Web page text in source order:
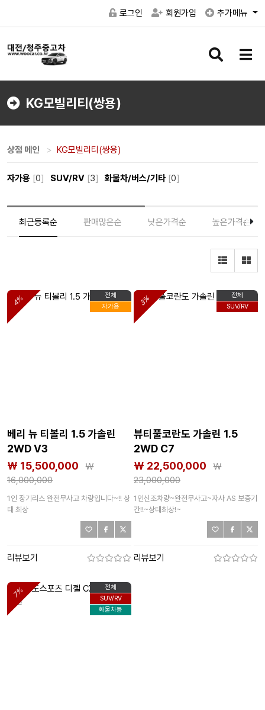
로그인 회원가입 추가메뉴
검
버
메
버
KG모빌리티(쌍용)
상점 메인 KG모빌리티(쌍용)
자가용 [0] SUV/RV [3] 화물차/버스/기타 [0]
최근등록순 판매많은순 낮은가격순 높은가격순
전체
자가용
4%
베리 뉴 티볼리 1.5 가솔린
2WD V3
₩ 15,500,000
₩
16,000,000
1인 장기리스 완전무사고 차량입니다~!! 상
태 최상
리뷰보기
전체
SUV/RV
3%
뷰티풀코란도 가솔린 1.5
2WD C7
₩ 22,500,000
₩
23,000,000
1인신조차량~완전무사고~자사 AS 보증기
간!!~상태최상!~
리뷰보기
전체
SUV/RV
화물차등
7%